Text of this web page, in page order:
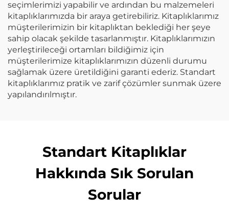
seçimlerimizi yapabilir ve ardından bu malzemeleri
kitaplıklarımızda bir araya getirebiliriz. Kitaplıklarımız
müşterilerimizin bir kitaplıktan beklediği her şeye
sahip olacak şekilde tasarlanmıştır. Kitaplıklarımızın
yerleştirileceği ortamları bildiğimiz için
müşterilerimize kitaplıklarımızın düzenli durumu
sağlamak üzere üretildiğini garanti ederiz. Standart
kitaplıklarımız pratik ve zarif çözümler sunmak üzere
yapılandırılmıştır.
Standart Kitaplıklar
Hakkında Sık Sorulan
Sorular